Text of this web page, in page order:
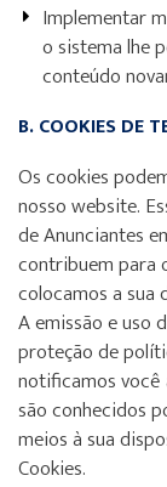
Implementar
o sistema lhe
conteúdo
B. COOKIES DE
Os cookies
nosso website.
de Anunciantes
contribuem para
colocamos a sua
A emissão e uso
proteção de
notificamos você
são conhecidos
meios à sua
Cookies.